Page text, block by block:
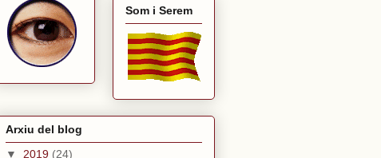
Som i Serem
Arxiu del blog
▼ 2019 (24)